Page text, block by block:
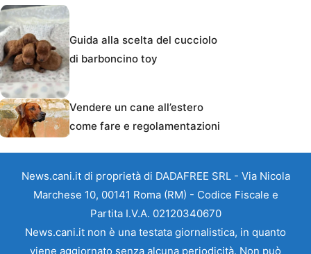
Guida alla scelta del cucciolo
di barboncino toy
Vendere un cane all’estero
come fare e regolamentazioni
News.cani.it di proprietà di DADAFREE SRL - Via Nicola
Marchese 10, 00141 Roma (RM) - Codice Fiscale e
Partita I.V.A. 02120340670
News.cani.it non è una testata giornalistica, in quanto
viene aggiornato senza alcuna periodicità. Non può